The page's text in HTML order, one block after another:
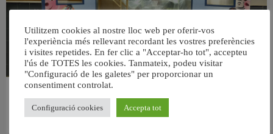
les aules
5 agost, 2026
Utilitzem cookies al nostre lloc web per oferir-vos
l'experiència més rellevant recordant les vostres preferències
i visites repetides. En fer clic a "Acceptar-ho tot", accepteu
l'ús de TOTES les cookies. Tanmateix, podeu visitar
"Configuració de les galetes" per proporcionar un
consentiment controlat.
Configuració cookies Accepta tot